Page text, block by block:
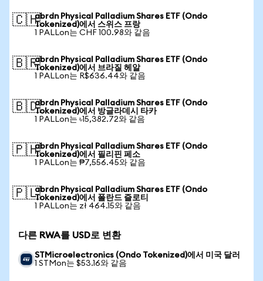
🇨🇭abrdn Physical Palladium Shares ETF (Ondo
Tokenized)에서 스위스 프랑
1 PALLon는 CHF 100.98와 같음
🇧🇷abrdn Physical Palladium Shares ETF (Ondo
Tokenized)에서 브라질 헤알
1 PALLon는 R$636.44와 같음
🇧🇩abrdn Physical Palladium Shares ETF (Ondo
Tokenized)에서 방글라데시 타카
1 PALLon는 ৳15,382.72와 같음
🇵🇭abrdn Physical Palladium Shares ETF (Ondo
Tokenized)에서 필리핀 페소
1 PALLon는 ₱7,556.45와 같음
🇵🇱abrdn Physical Palladium Shares ETF (Ondo
Tokenized)에서 폴란드 즐로티
1 PALLon는 zł 464.15와 같음
다른 RWA를 USD로 변환
STMicroelectronics (Ondo Tokenized)에서 미국 달러
1 STMon는 $53.16와 같음